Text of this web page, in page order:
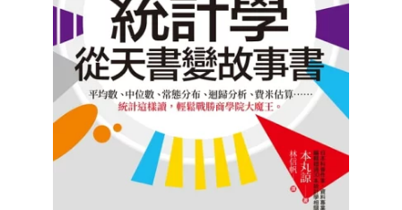
男裝 化妝保養 情趣用品
日本購物 電子/紙本書
HOT